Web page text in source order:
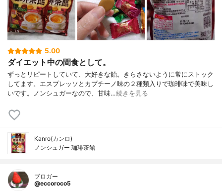
5.00
ダイエット中の間食として。
ずっとリピートしていて、大好きな飴。きらさないように常にストック
してます。エスプレッソとカプチーノ味の２種類入りで珈琲味で美味し
いです。ノンシュガーなので、甘味…続きを見る
Kanro(カンロ)
ノンシュガー 珈琲茶館
ブロガー
@eccoroco5